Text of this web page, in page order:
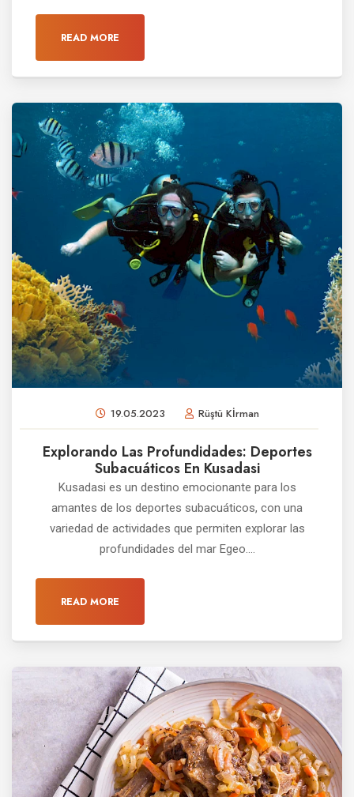
READ MORE
19.05.2023 Rüştü Kİrman
Explorando Las Profundidades: Deportes
Subacuáticos En Kusadasi
Kusadasi es un destino emocionante para los
amantes de los deportes subacuáticos, con una
variedad de actividades que permiten explorar las
profundidades del mar Egeo....
READ MORE